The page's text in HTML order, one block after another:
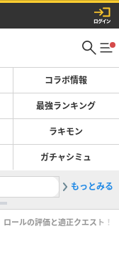
コラボ情報
最強ランキング
ラキモン
ガチャシミュ
2
もっとみる
ロールの評価と適正クエスト！